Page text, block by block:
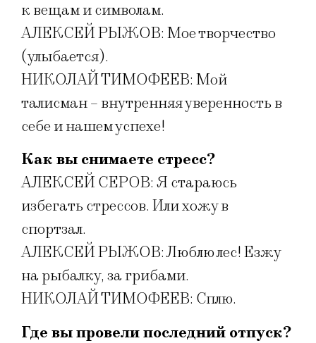
к вещам и символам.
АЛЕКСЕЙ РЫЖОВ: Мое творчество
(улыбается).
НИКОЛАЙ ТИМОФЕЕВ: Мой
талисман – внутренняя уверенность в
себе и нашем успехе!
Как вы снимаете стресс?
АЛЕКСЕЙ СЕРОВ: Я стараюсь
избегать стрессов. Или хожу в
спортзал.
АЛЕКСЕЙ РЫЖОВ: Люблю лес! Езжу
на рыбалку, за грибами.
НИКОЛАЙ ТИМОФЕЕВ: Сплю.
Где вы провели последний отпуск?